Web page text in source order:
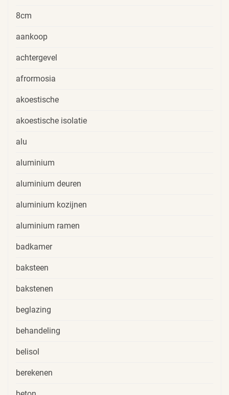
8cm
aankoop
achtergevel
afrormosia
akoestische
akoestische isolatie
alu
aluminium
aluminium deuren
aluminium kozijnen
aluminium ramen
badkamer
baksteen
bakstenen
beglazing
behandeling
belisol
berekenen